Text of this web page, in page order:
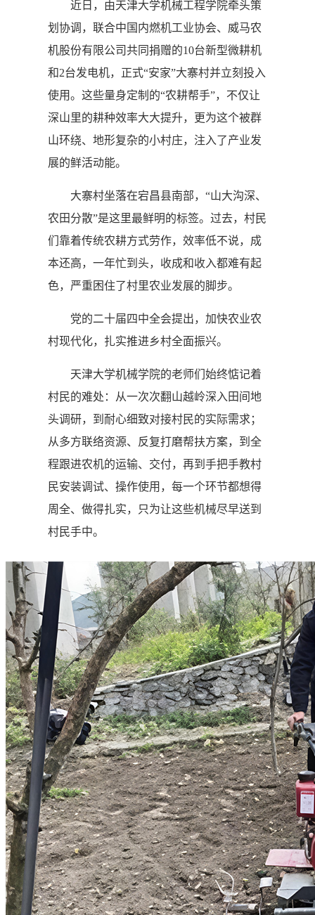
近日，由天津大学机械工程学院牵头策
划协调，联合中国内燃机工业协会、威马农
机股份有限公司共同捐赠的10台新型微耕机
和2台发电机，正式“安家”大寨村并立刻投入
使用。这些量身定制的“农耕帮手”，不仅让
深山里的耕种效率大大提升，更为这个被群
山环绕、地形复杂的小村庄，注入了产业发
展的鲜活动能。
大寨村坐落在宕昌县南部，“山大沟深、
农田分散”是这里最鲜明的标签。过去，村民
们靠着传统农耕方式劳作，效率低不说，成
本还高，一年忙到头，收成和收入都难有起
色，严重困住了村里农业发展的脚步。
党的二十届四中全会提出，加快农业农
村现代化，扎实推进乡村全面振兴。
天津大学机械学院的老师们始终惦记着
村民的难处：从一次次翻山越岭深入田间地
头调研，到耐心细致对接村民的实际需求；
从多方联络资源、反复打磨帮扶方案，到全
程跟进农机的运输、交付，再到手把手教村
民安装调试、操作使用，每一个环节都想得
周全、做得扎实，只为让这些机械尽早送到
村民手中。